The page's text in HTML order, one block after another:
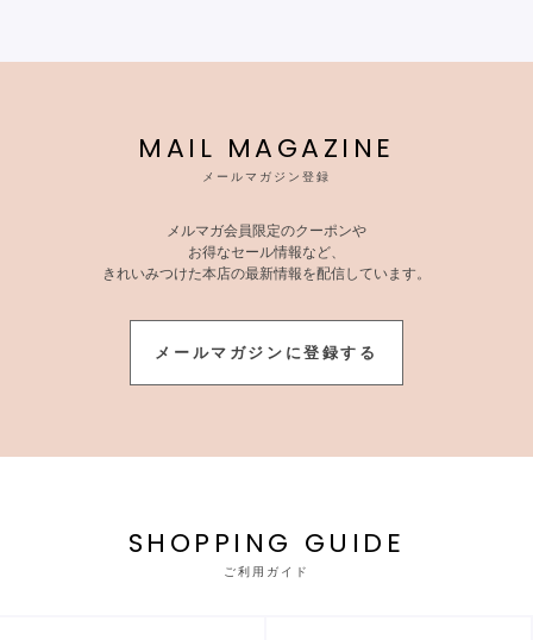
MAIL MAGAZINE
メールマガジン登録
メルマガ会員限定のクーポンや
お得なセール情報など、
きれいみつけた本店の最新情報を配信しています。
メールマガジンに登録する
SHOPPING GUIDE
ご利用ガイド